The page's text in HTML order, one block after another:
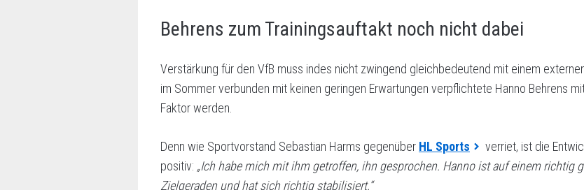
Behrens zum Trainingsauftakt noch nicht dabei
Verstärkung für den VfB muss indes nicht zwingend gleichbedeutend mit einem
im Sommer verbunden mit keinen geringen Erwartungen verpflichtete Hanno Behrens
Faktor werden.
Denn wie Sportvorstand Sebastian Harms gegenüber HL Sports
verriet, ist die
positiv: „Ich habe mich mit ihm getroffen, ihn gesprochen. Hanno ist auf einem richtig
Zielgeraden und hat sich richtig stabilisiert.“